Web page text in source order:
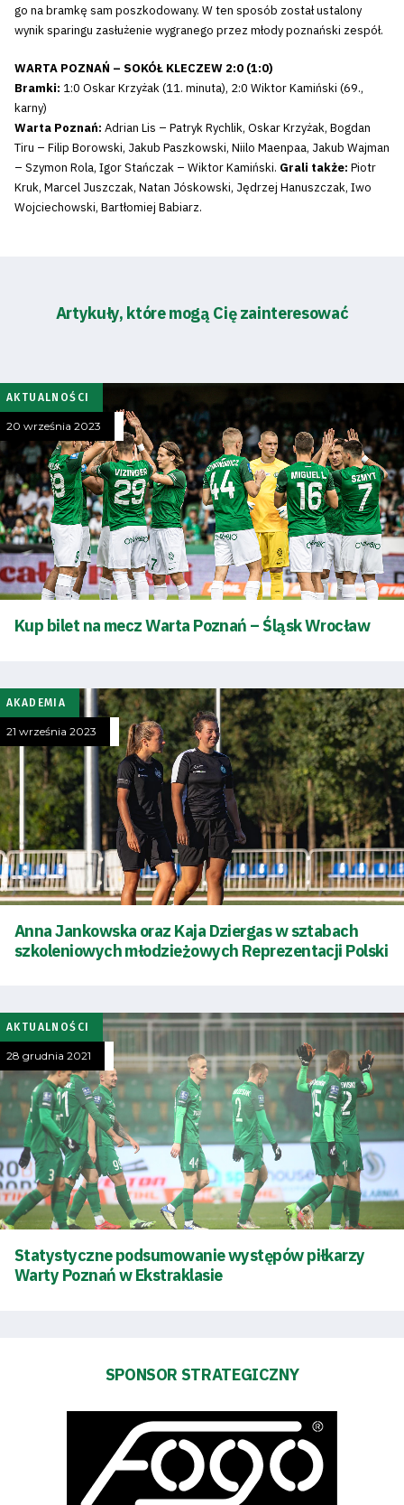
Tryb
oszczędności
energii
Dostępność
SEARCH
FOR:
Search Button
terminarz
go na bramkę sam poszkodowany. W ten sposób został ustalony
wynik sparingu zasłużenie wygranego przez młody poznański zespół.
WARTA POZNAŃ – SOKÓŁ KLECZEW 2:0 (1:0)
Bramki: 1:0 Oskar Krzyżak (11. minuta), 2:0 Wiktor Kamiński (69.,
karny)
Warta Poznań: Adrian Lis – Patryk Rychlik, Oskar Krzyżak, Bogdan
Tiru – Filip Borowski, Jakub Paszkowski, Niilo Maenpaa, Jakub Wajman
– Szymon Rola, Igor Stańczak – Wiktor Kamiński. Grali także: Piotr
Kruk, Marcel Juszczak, Natan Jóskowski, Jędrzej Hanuszczak, Iwo
Wojciechowski, Bartłomiej Babiarz.
Artykuły, które mogą Cię zainteresować
AKTUALNOŚCI
20 września 2023
Kup bilet na mecz Warta Poznań – Śląsk Wrocław
AKADEMIA
21 września 2023
Anna Jankowska oraz Kaja Dziergas w sztabach
szkoleniowych młodzieżowych Reprezentacji Polski
AKTUALNOŚCI
28 grudnia 2021
Statystyczne podsumowanie występów piłkarzy
Warty Poznań w Ekstraklasie
SPONSOR STRATEGICZNY